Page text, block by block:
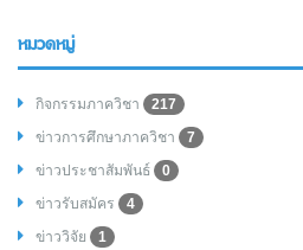
หมวดหมู่
กิจกรรมภาควิชา
217
ข่าวการศึกษาภาควิชา
7
ข่าวประชาสัมพันธ์
0
ข่าวรับสมัคร
4
ข่าววิจัย
1